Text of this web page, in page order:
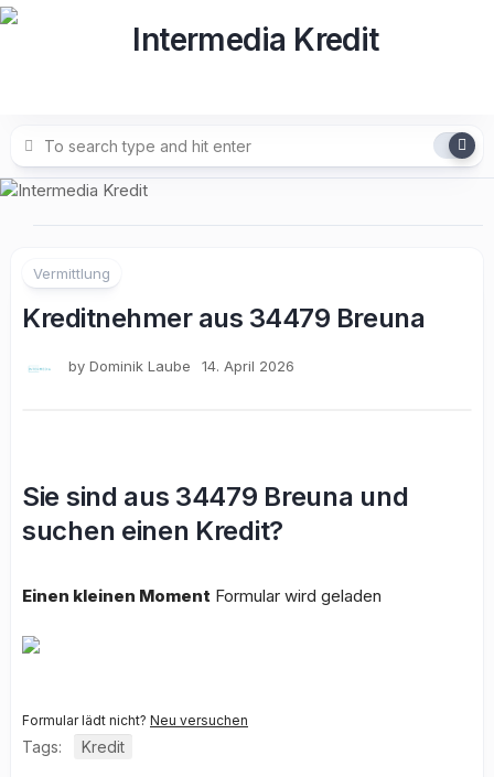
Skip
Vermittlung
Kreditnehmer aus 34479 Breuna
by Dominik Laube 14. April 2026
Sie sind aus 34479 Breuna und
suchen einen Kredit?
Einen kleinen Moment Formular wird geladen
Formular lädt nicht? Neu versuchen
Tags: Kredit